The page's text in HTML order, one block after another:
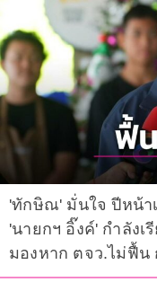
'ทักษิณ' มั่นใจ ปีหน้า
'นายกฯ อิ๊งค์' กำลังเ
มองหาก ตจว.ไม่ฟื้น